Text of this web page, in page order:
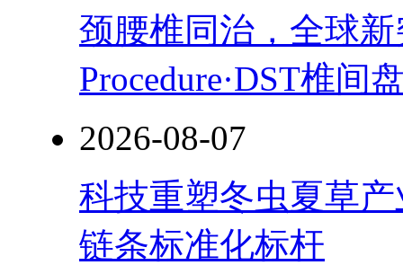
颈腰椎同治，全球
Procedure·DST椎间
2026-08-07
科技重塑冬虫夏草
链条标准化标杆